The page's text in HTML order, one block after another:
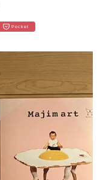
Pocket